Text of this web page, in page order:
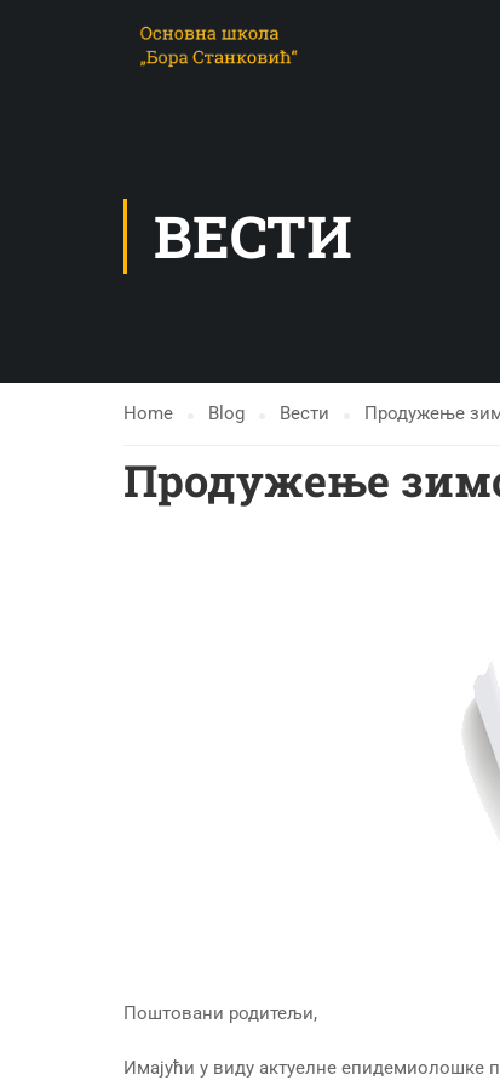
ВЕСТИ
Home Blog Вести Продужење
Продужење
Поштовани родитељи,
Имајући у виду актуелне епидемиолошке